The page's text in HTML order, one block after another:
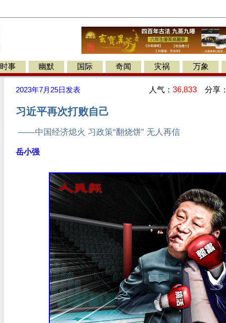
时事 幽默 国际 奇闻 灾祸 万象
2023年7月25日 发表 人气： 36,833 分享：
习近平再次打败自己
——中国经济熄火 习政策“翻烧饼” 无人再信
岳小强